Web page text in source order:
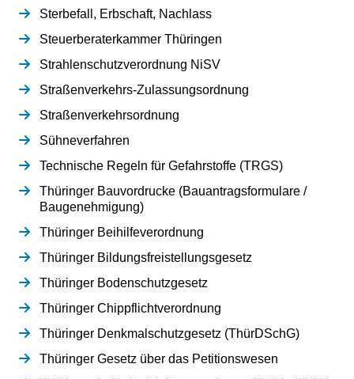
Sterbefall, Erbschaft, Nachlass
Steuerberaterkammer Thüringen
Strahlenschutzverordnung NiSV
Straßenverkehrs-Zulassungsordnung
Straßenverkehrsordnung
Sühneverfahren
Technische Regeln für Gefahrstoffe (TRGS)
Thüringer Bauvordrucke (Bauantragsformulare /
Baugenehmigung)
Thüringer Beihilfeverordnung
Thüringer Bildungsfreistellungsgesetz
Thüringer Bodenschutzgesetz
Thüringer Chippflichtverordnung
Thüringer Denkmalschutzgesetz (ThürDSchG)
Thüringer Gesetz über das Petitionswesen